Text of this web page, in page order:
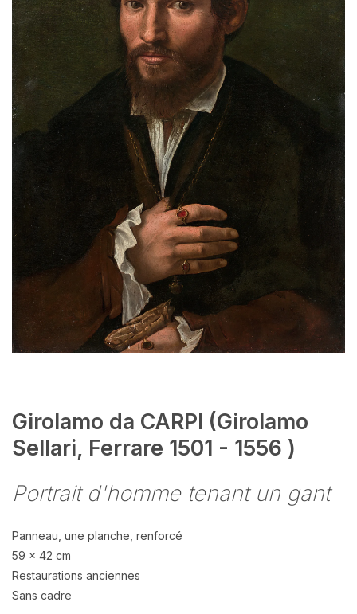
Girolamo da CARPI (Girolamo
Sellari, Ferrare 1501 - 1556 )
Portrait d'homme tenant un gant
Panneau, une planche, renforcé
59 x 42 cm
Restaurations anciennes
Sans cadre